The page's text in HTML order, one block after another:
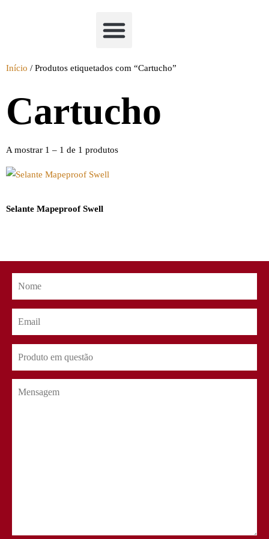
Início / Produtos etiquetados com “Cartucho”
Cartucho
A mostrar 1 – 1 de 1 produtos
Selante Mapeproof Swell